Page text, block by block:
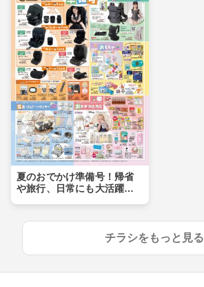
夏のおでかけ準備号！帰省
や旅行、日常にも大活躍ア
チラシをもっと見る